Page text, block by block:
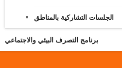
الجلسات التشاركية بالمناطق
برنامج التصرف البيئي والاجتماعي